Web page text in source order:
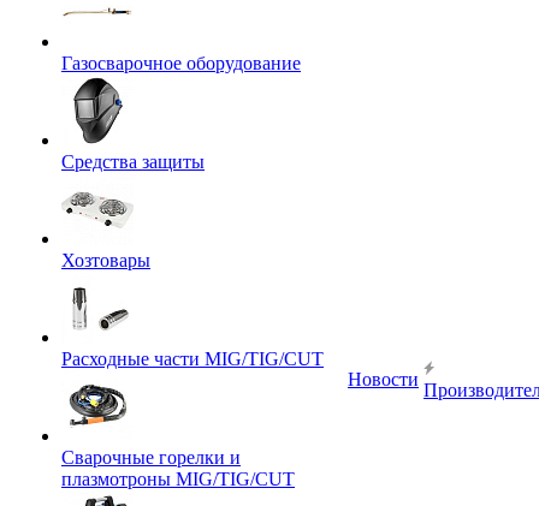
Газосварочное оборудование
Средства защиты
Хозтовары
Расходные части MIG/TIG/CUT
Сварочные горелки и
плазмотроны MIG/TIG/CUT
Новости